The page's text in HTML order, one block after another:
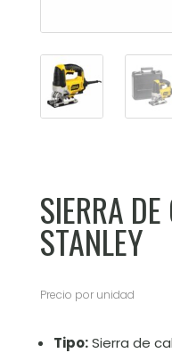
SIERRA
STANLEY
Precio por unidad
Tipo:Sierra de